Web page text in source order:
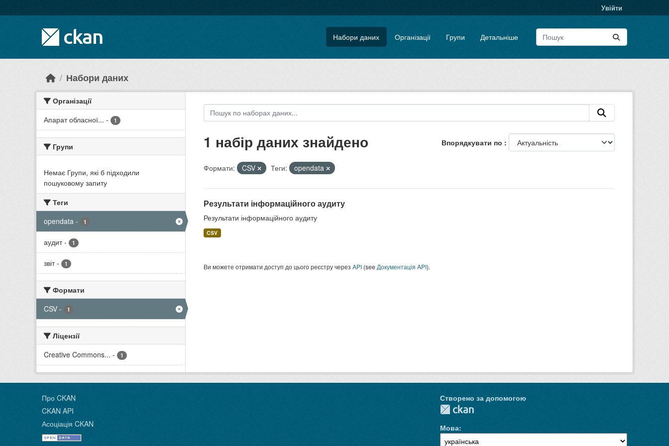
Увійти
Набори даних Організації Групи Детальніше
Набори даних
Організації
Апарат обласної... - 1
Групи
Немає Групи, які б підходили
пошуковому запиту
Теги
opendata - 1
аудит - 1
звіт - 1
Формати
CSV - 1
Ліцензії
Creative Commons... - 1
Впорядкувати по
1 набір даних знайдено
Формати: CSV Теги: opendata
Результати інформаційного аудиту
Результати інформаційного аудиту
CSV
Ви можете отримати доступ до цього реєстру через API(see Документація API).
Про CKAN
CKAN API
Асоціація CKAN
Створено за допомогою
Мова